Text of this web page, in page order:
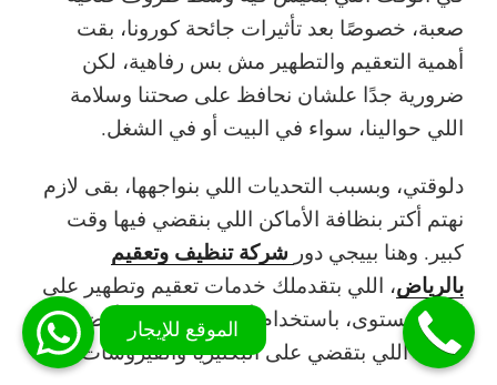
صعبة، خصوصًا بعد تأثيرات جائحة كورونا، بقت
أهمية التعقيم والتطهير مش بس رفاهية، لكن
ضرورية جدًا علشان نحافظ على صحتنا وسلامة
اللي حوالينا، سواء في البيت أو في الشغل.
دلوقتي، وبسبب التحديات اللي بنواجهها، بقى لازم
نهتم أكتر بنظافة الأماكن اللي بنقضي فيها وقت
كبير. وهنا بييجي دور شركة تنظيف وتعقيم
بالرياض، اللي بتقدملك خدمات تعقيم وتطهير على
أعلى مستوى، باستخدام أحدث الأجهزة وأفضل
المواد اللي بتقضي على البكتيريا والفيروسات.